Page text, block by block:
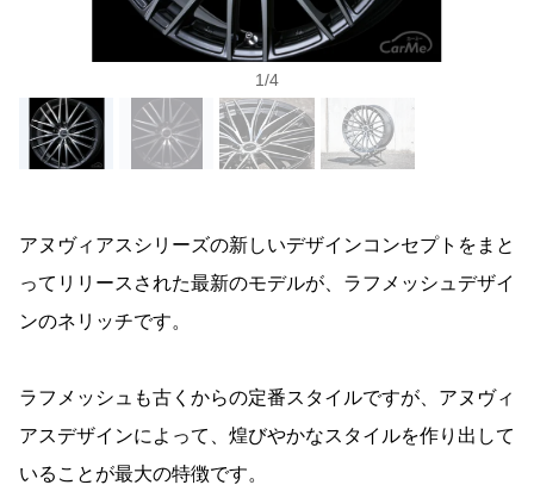
1/4
アヌヴィアスシリーズの新しいデザインコンセプトをまと
ってリリースされた最新のモデルが、ラフメッシュデザイ
ンのネリッチです。
ラフメッシュも古くからの定番スタイルですが、アヌヴィ
アスデザインによって、煌びやかなスタイルを作り出して
いることが最大の特徴です。